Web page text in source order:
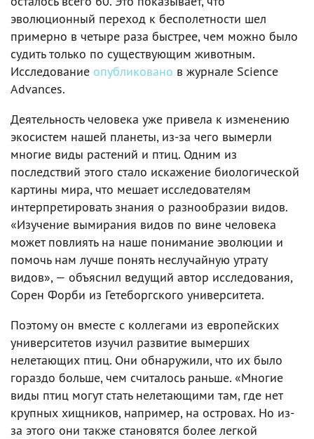
эволюционный переход к бесполетности шел
примерно в четыре раза быстрее, чем можно было
судить только по существующим животным.
Исследование опубликовано в журнале Science
Advances.
Деятельность человека уже привела к изменению
экосистем нашей планеты, из-за чего вымерли
многие виды растений и птиц. Одним из
последствий этого стало искажение биологической
картины мира, что мешает исследователям
интерпретировать знания о разнообразии видов.
«Изучение вымирания видов по вине человека
может повлиять на наше понимание эволюции и
помочь нам лучше понять неслучайную утрату
видов», — объяснил ведущий автор исследования,
Сорен Форби из Гетеборгского университета.
Поэтому он вместе с коллегами из европейских
университетов изучил развитие вымерших
нелетающих птиц. Они обнаружили, что их было
гораздо больше, чем считалось раньше. «Многие
виды птиц могут стать нелетающими там, где нет
крупных хищников, например, на островах. Но из-
за этого они также становятся более легкой